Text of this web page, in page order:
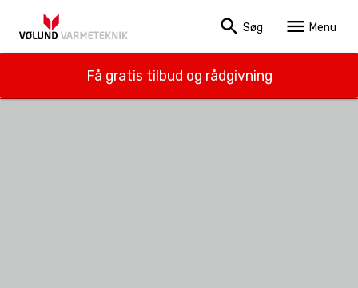
search Søg menu Menu
Få gratis tilbud og rådgivning